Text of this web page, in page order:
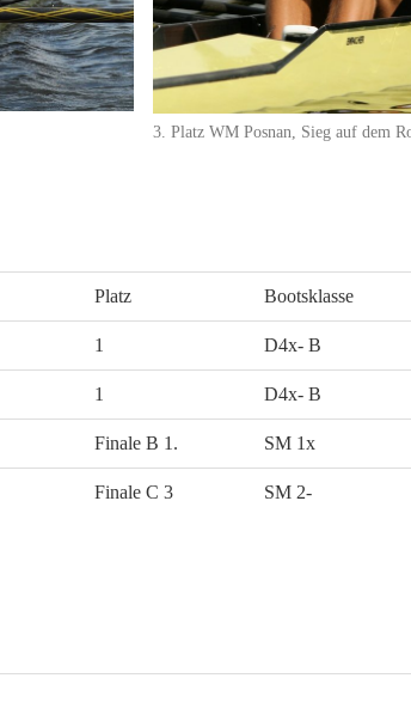
3. Platz WM Posnan, Sieg auf dem
Platz Bootsklasse
1 D4x- B
1 D4x- B
Finale B 1. SM 1x
Finale C 3 SM 2-